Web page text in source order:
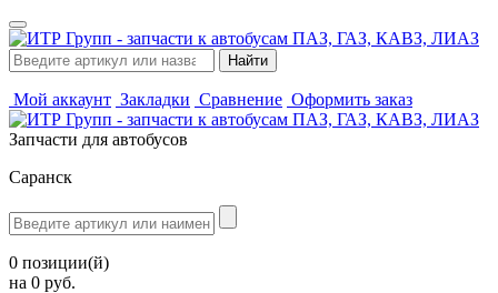
Мой аккаунт Закладки Сравнение Оформить заказ
Запчасти для автобусов
Саранск
0 позиции(й)
на 0 руб.